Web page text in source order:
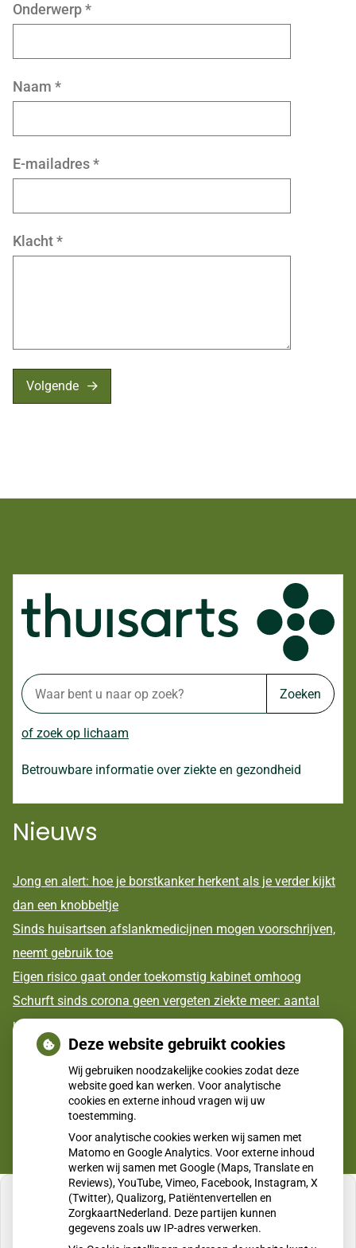
Onderwerp*
Naam *
E-mailadres*
Klacht*
Volgende
Zoeken
of zoek op lichaam
Betrouwbare informatie over ziekte en gezondheid
Nieuws
Jong en alert: hoe je borstkanker herkent als je verder kijkt
dan een knobbeltje
Sinds huisartsen afslankmedicijnen mogen voorschrijven,
neemt gebruik toe
Eigen risico gaat onder toekomstig kabinet omhoog
Schurft sinds corona geen vergeten ziekte meer: aantal
uitbraken fors gestegen
CZ vergoedt zorg van twee gespecialiseerde
revalidatieartsen niet meer
U heeft geen toestemming gegeven voor
Deze website gebruikt cookies
Wij gebruiken noodzakelijke cookies zodat deze
website goed kan werken. Voor analytische
cookies en externe inhoud vragen wij uw
toestemming.
Voor analytische cookies werken wij samen met
Matomo en Google Analytics. Voor externe inhoud
werken wij samen met Google (Maps, Translate en
Reviews), YouTube, Vimeo, Facebook, Instagram, X
(Twitter), Qualizorg, Patiëntenvertellen en
ZorgkaartNederland. Deze partijen kunnen
gegevens zoals uw IP-adres verwerken.